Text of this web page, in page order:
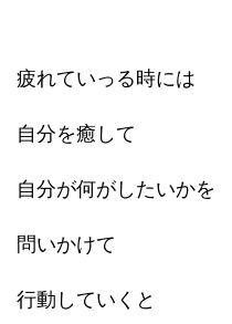
疲れていっる時には
自分を癒して
自分が何がしたいかを
問いかけて
行動していくと